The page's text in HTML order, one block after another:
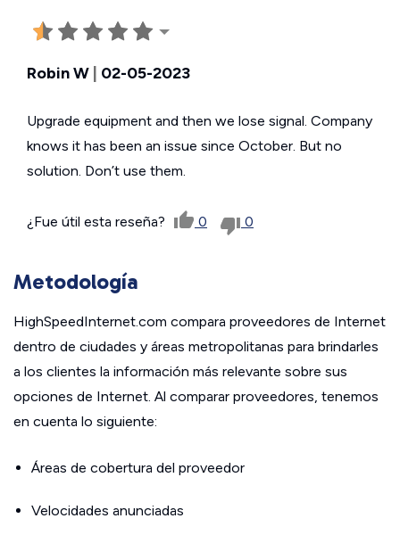
Robin W 02-05-2023
Upgrade equipment and then we lose signal. Company
knows it has been an issue since October. But no
solution. Don’t use them.
¿Fue útil esta reseña? 0 0
Metodología
HighSpeedInternet.com compara proveedores de Internet
dentro de ciudades y áreas metropolitanas para brindarles
a los clientes la información más relevante sobre sus
opciones de Internet. Al comparar proveedores, tenemos
en cuenta lo siguiente:
Áreas de cobertura del proveedor
Velocidades anunciadas